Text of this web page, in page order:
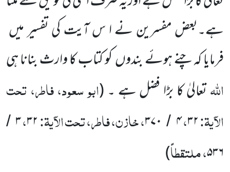
ہے۔بعض مفسرین نے ا س آیت کی تفسیر میں
فرمایا کہ چنے ہوئے بندوںکو کتاب کا وارث بنانا ہی
اللہتعالیٰ کا بڑا فضل ہے ۔(ابو سعود، فاطر، تحت
الآیۃ:۳۲،۴ / ۳۷۰، خازن، فاطر، تحت الآیۃ:۳۲،۳ /
۵۳۶، ملتقطاً)